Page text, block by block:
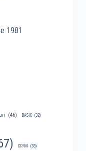
1981
(46) BASIC (32)
CP/M (35)